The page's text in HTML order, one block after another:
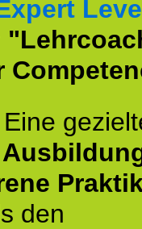
Eine
den